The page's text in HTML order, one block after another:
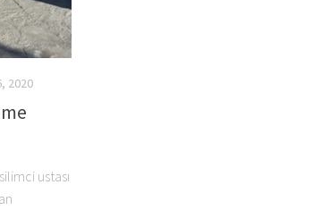
2020
ustası